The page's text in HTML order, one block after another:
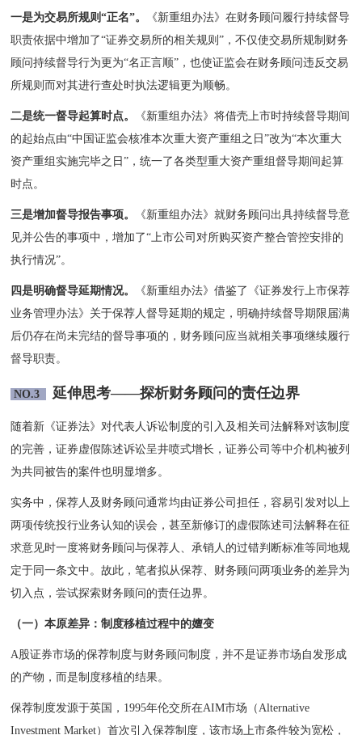
一是为交易所规则“正名”。
《新重组办法》在财务顾问履行持续督导
职责依据中增加了“证券交易所的相关规则”，不仅使交易所规制财务
顾问持续督导行为更为“名正言顺”，也使证监会在财务顾问违反交易
所规则而对其进行查处时执法逻辑更为顺畅。
二是统一督导起算时点。
《新重组办法》将借壳上市时持续督导期间
的起始点由“中国证监会核准本次重大资产重组之日”改为“本次重大
资产重组实施完毕之日”，统一了各类型重大资产重组督导期间起算
时点。
三是增加督导报告事项。
《新重组办法》就财务顾问出具持续督导意
见并公告的事项中，增加了“上市公司对所购买资产整合管控安排的
执行情况”。
四是明确督导延期情况。
《新重组办法》借鉴了《证券发行上市保荐
业务管理办法》关于保荐人督导延期的规定，明确持续督导期限届满
后仍存在尚未完结的督导事项的，财务顾问应当就相关事项继续履行
督导职责。
NO.3 延伸思考——探析财务顾问 的责任边界
随着新《证券法》对代表人诉讼制度的引入及相关司法解释对该制度
的完善，证券虚假陈述诉讼呈井喷式增长，证券公司等中介机构被列
为共同被告的案件也明显增多。
实务中，保荐人及财务顾问通常均由证券公司担任，容易引发对以上
两项传统投行业务认知的误会，甚至新修订的虚假陈述司法解释在征
求意见时一度将财务顾问与保荐人、承销人的过错判断标准等同地规
定于同一条文中。故此，笔者拟从保荐、财务顾问两项业务的差异为
切入点，尝试探索财务顾问的责任边界。
（一）本原差异：制度移植过程中的嬗变
A股证券市场的保荐制度与财务顾问制度，并不是证券市场自发形成
的产物，而是制度移植的结果。
保荐制度发源于英国，1995年伦交所在AIM市场（Alternative
Investment Market）首次引入保荐制度，该市场上市条件较为宽松，